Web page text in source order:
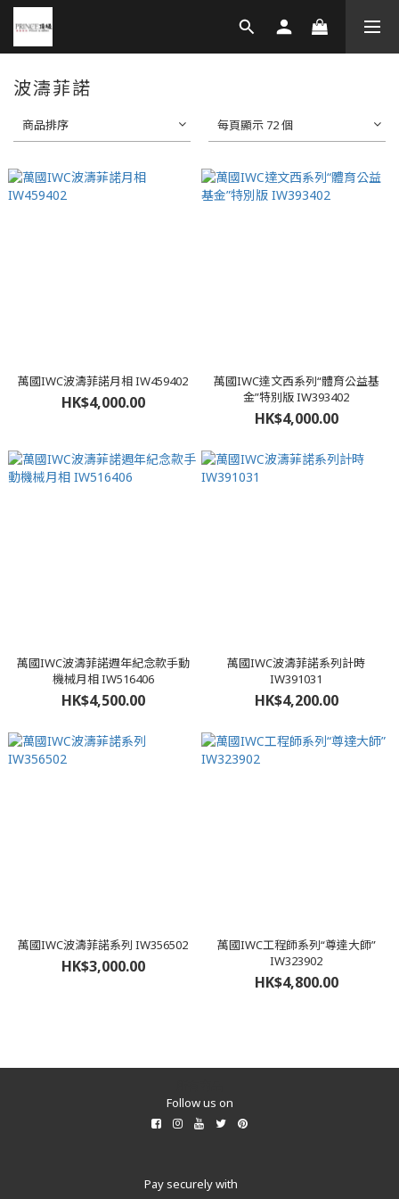
波濤菲諾
商品排序 每頁顯示 72 個
萬國IWC波濤菲諾月相 IW459402
HK$4,000.00
萬國IWC達文西系列“體育公益基
金”特別版 IW393402
HK$4,000.00
萬國IWC波濤菲諾週年紀念款手動
機械月相 IW516406
HK$4,500.00
萬國IWC波濤菲諾系列計時
IW391031
HK$4,200.00
萬國IWC波濤菲諾系列 IW356502
HK$3,000.00
萬國IWC工程師系列“尊達大師”
IW323902
HK$4,800.00
Follow us on
Pay securely with